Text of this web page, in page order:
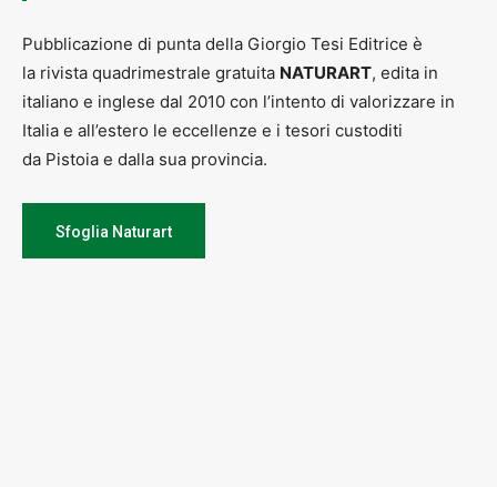
Pubblicazione di punta della Giorgio Tesi Editrice è
la rivista quadrimestrale gratuita NATURART, edita in
italiano e inglese dal 2010 con l’intento di valorizzare in
Italia e all’estero le eccellenze e i tesori custoditi
da Pistoia e dalla sua provincia.
Sfoglia Naturart